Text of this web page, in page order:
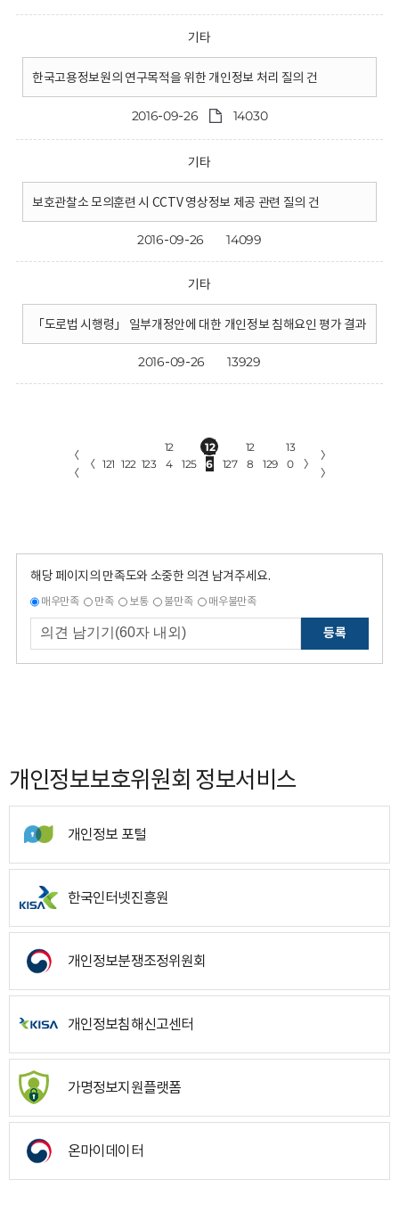
기타
한국고용정보원의 연구목적을 위한 개인정보 처리 질의 건
2016-09-26 14030
기타
보호관찰소 모의훈련 시 CCTV 영상정보 제공 관련 질의 건
2016-09-26 14099
기타
「도로법 시행령」 일부개정안에 대한 개인정보 침해요인 평가 결과
2016-09-26 13929
〈
〈
〈 121 122 123
12
4
125
12
6
127
12
8
129
13
0
〉
〉
〉
해당 페이지의 만족도와 소중한 의견 남겨주세요.
매우만족 만족 보통 불만족 매우불만족
등록
개인정보보호위원회 정보서비스
개인정보 포털
한국인터넷진흥원
개인정보분쟁조정위원회
개인정보침해신고센터
가명정보지원플랫폼
온마이데이터